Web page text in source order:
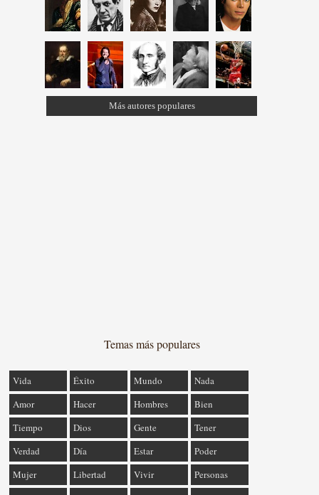
Más autores populares
Temas más populares
Vida Éxito Mundo
Nada
Amor
Hacer Hombres
Bien
Tiempo
Dios Gente
Tener
Verdad
Día Estar
Poder
Mujer
Libertad Vivir
Personas